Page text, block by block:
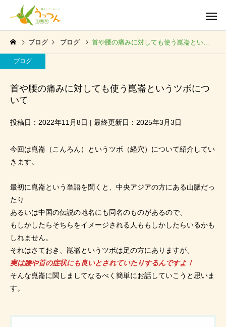
ブログ ブログ 首や腰の痛みに対しても使う崑崙というツボについて
ブログ
首や腰の痛みに対しても使う崑崙というツボにつ
いて
投稿日：2022年11月8日 | 最終更新日：2025年3月3日
今回は崑崙（こんろん）というツボ（経穴）について紹介してい
きます。
最初に崑崙という単語を聞くと、中央アジアの方にある山脈だっ
たり
あるいは中国の伝説の地名にも同名のものがあるので、
もしかしたらそちらをイメージされる人ももしかしたらいるかも
しれません。
それはさておき、崑崙というツボは足の方にありますが、
実は腰や首の症状にも良いとされていたりするんですよ！
そんな崑崙に関しましてなるべく簡単にお話していこうと思いま
す。